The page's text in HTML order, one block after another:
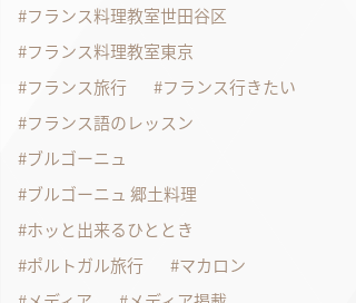
フランス料理教室世田谷区
フランス料理教室東京
フランス旅行
フランス行きたい
フランス語のレッスン
ブルゴーニュ
ブルゴーニュ 郷土料理
ホッと出来るひととき
ポルトガル旅行
マカロン